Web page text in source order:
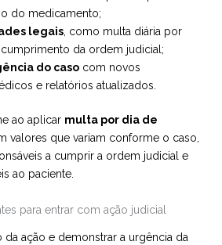
do medicamento;
legais, como multa diária por
da ordem judicial;
do caso com novos
e relatórios atualizados.
ao aplicar multa por dia de
valores que variam conforme o caso,
a cumprir a ordem judicial e
ao paciente.
para entrar com ação judicial
da ação e demonstrar a urgência da